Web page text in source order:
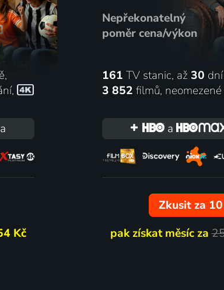
,
Kč
Nepřekonatelný
poměr cena/výkon
161 TV stanic, až 30
3 852 filmů,
a
Zkusit za
pak získat měsíc za